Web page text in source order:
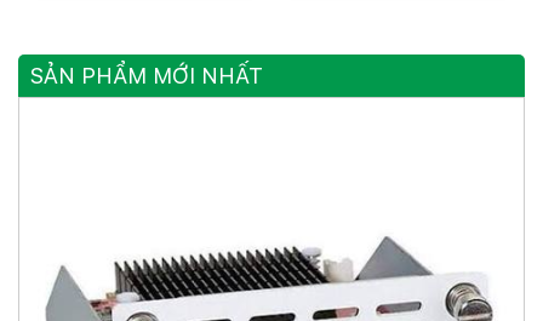
SẢN PHẨM MỚI NHẤT